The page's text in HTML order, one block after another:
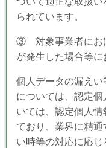
られています。
③ 対象事業者にお
が発生した場合等に
個人データの漏え
については、認定
いては、認定個人
ており、業界に精通
い時等の対応に応